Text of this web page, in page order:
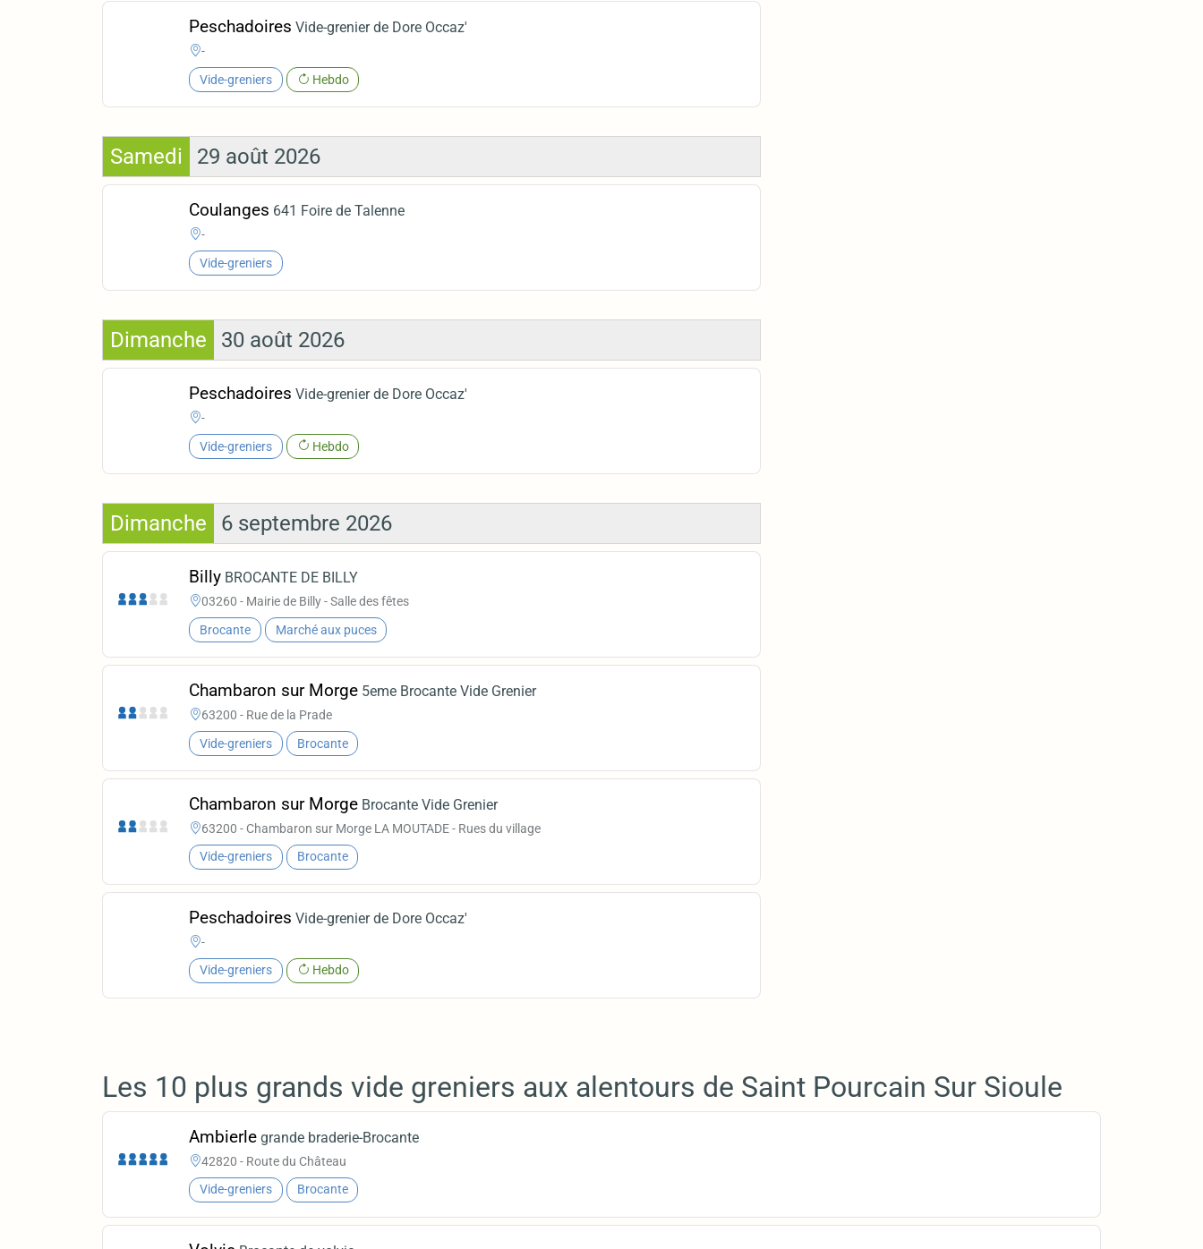
Peschadoires Vide-grenier de Dore Occaz'
-
Vide-greniers Hebdo
Samedi 29 août 2026
Coulanges 641 Foire de Talenne
-
Vide-greniers
Dimanche 30 août 2026
Peschadoires Vide-grenier de Dore Occaz'
-
Vide-greniers Hebdo
Dimanche 6 septembre 2026
Billy BROCANTE DE BILLY
03260 - Mairie de Billy - Salle des fêtes
Brocante Marché aux puces
Chambaron sur Morge 5eme Brocante Vide Grenier
63200 - Rue de la Prade
Vide-greniers Brocante
Chambaron sur Morge Brocante Vide Grenier
63200 - Chambaron sur Morge LA MOUTADE - Rues du village
Vide-greniers Brocante
Peschadoires Vide-grenier de Dore Occaz'
-
Vide-greniers Hebdo
Les 10 plus grands vide greniers aux alentours de Saint Pourcain Sur Sioule
Ambierle grande braderie-Brocante
42820 - Route du Château
Vide-greniers Brocante